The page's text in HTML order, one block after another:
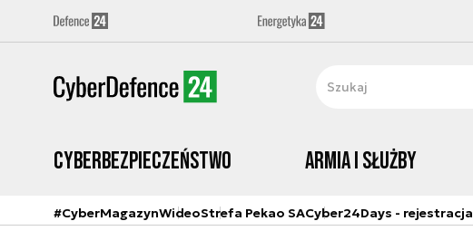
Cyberbezpieczeństwo Armia i Służby
#CyberMagazynWideoStrefa Pekao SACyber24Days - rejestracja